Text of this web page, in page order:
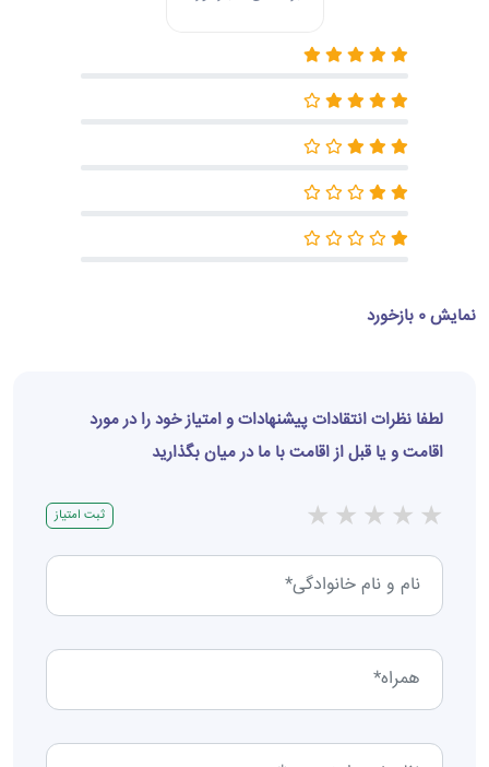
نمایش 0 بازخورد
لطفا نظرات انتقادات پیشنهادات و امتیاز خود را در مورد
اقامت و یا قبل از اقامت با ما در میان بگذارید
★
★
★
★
★ ثبت امتیاز